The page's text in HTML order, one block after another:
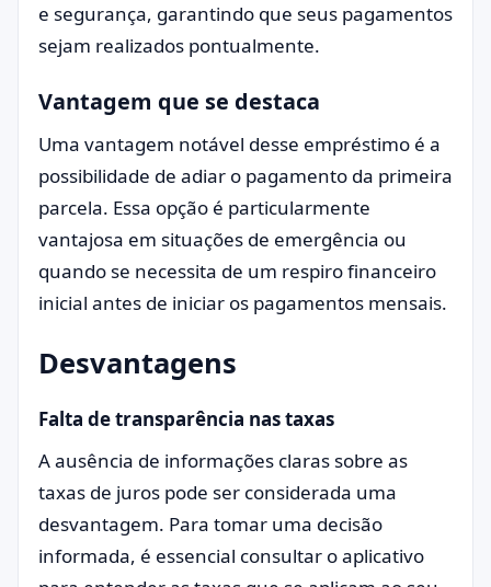
e segurança, garantindo que seus pagamentos
sejam realizados pontualmente.
Vantagem que se destaca
Uma vantagem notável desse empréstimo é a
possibilidade de adiar o pagamento da primeira
parcela. Essa opção é particularmente
vantajosa em situações de emergência ou
quando se necessita de um respiro financeiro
inicial antes de iniciar os pagamentos mensais.
Desvantagens
Falta de transparência nas taxas
A ausência de informações claras sobre as
taxas de juros pode ser considerada uma
desvantagem. Para tomar uma decisão
informada, é essencial consultar o aplicativo